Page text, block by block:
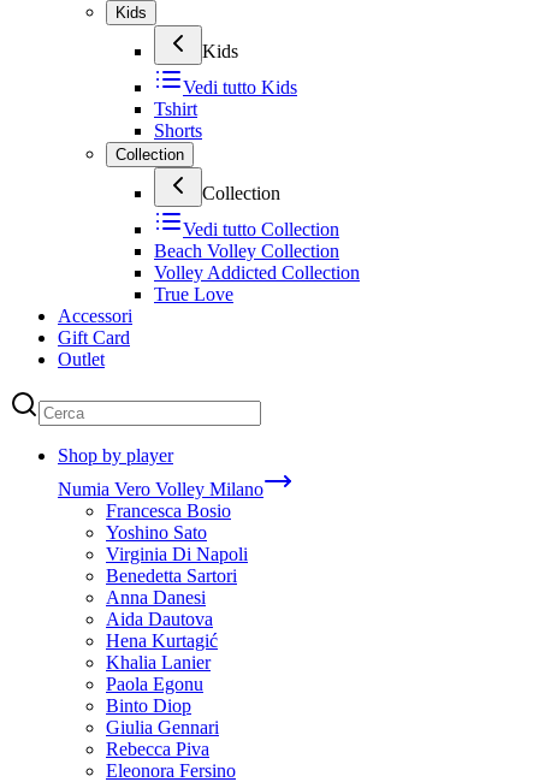
Kids
Kids
Vedi tutto Kids
Tshirt
Shorts
Collection
Collection
Vedi tutto Collection
Beach Volley Collection
Volley Addicted Collection
True Love
Accessori
Gift Card
Outlet
Shop by player
Numia Vero Volley Milano
Francesca Bosio
Yoshino Sato
Virginia Di Napoli
Benedetta Sartori
Anna Danesi
Aida Dautova
Hena Kurtagić
Khalia Lanier
Paola Egonu
Binto Diop
Giulia Gennari
Rebecca Piva
Eleonora Fersino